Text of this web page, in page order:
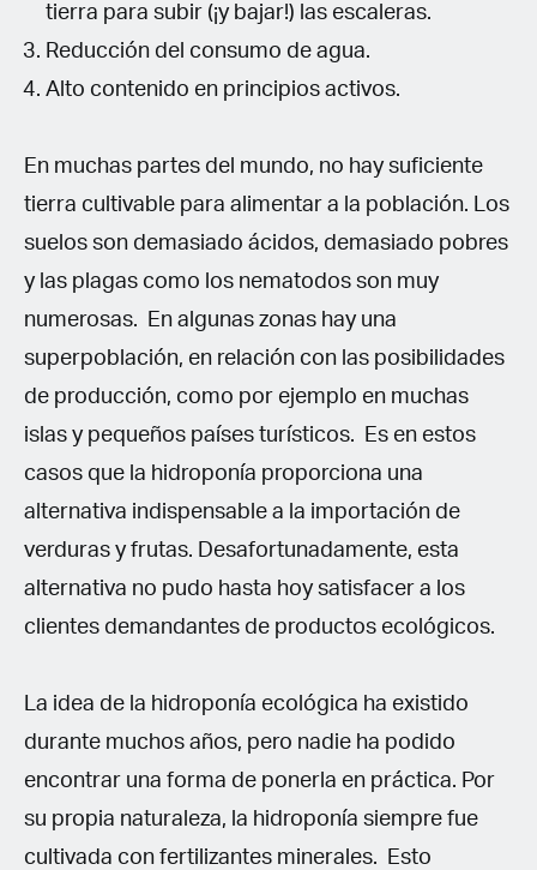
tierra para subir (¡y bajar!) las escaleras.
Reducción del consumo de agua.
Alto contenido en principios activos.
En muchas partes del mundo, no hay suficiente
tierra cultivable para alimentar a la población. Los
suelos son demasiado ácidos, demasiado pobres
y las plagas como los nematodos son muy
numerosas. En algunas zonas hay una
superpoblación, en relación con las posibilidades
de producción, como por ejemplo en muchas
islas y pequeños países turísticos. Es en estos
casos que la hidroponía proporciona una
alternativa indispensable a la importación de
verduras y frutas. Desafortunadamente, esta
alternativa no pudo hasta hoy satisfacer a los
clientes demandantes de productos ecológicos.
La idea de la hidroponía ecológica ha existido
durante muchos años, pero nadie ha podido
encontrar una forma de ponerla en práctica. Por
su propia naturaleza, la hidroponía siempre fue
cultivada con fertilizantes minerales. Esto